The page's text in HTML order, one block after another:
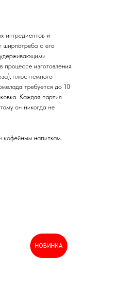
ингредиентов и
ширпотреба с его
изготовления
плюс немного
требуется до 10
Каждая партия
он никогда не
напиткам.
НОВИНКА